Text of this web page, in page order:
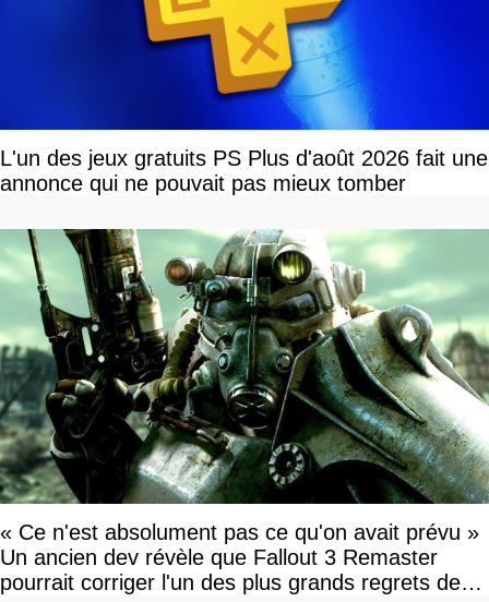
L'un des jeux gratuits PS Plus d'août 2026 fait une
annonce qui ne pouvait pas mieux tomber
« Ce n'est absolument pas ce qu'on avait prévu »
Un ancien dev révèle que Fallout 3 Remaster
pourrait corriger l'un des plus grands regrets de